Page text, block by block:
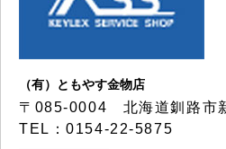
（有）ともやす金物店
〒085-0004 北海道釧路市
TEL：0154-22-5875